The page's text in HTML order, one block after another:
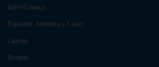
Bebê/Criança
Esportes, Aventura e Lazer
Cupom
Roupas